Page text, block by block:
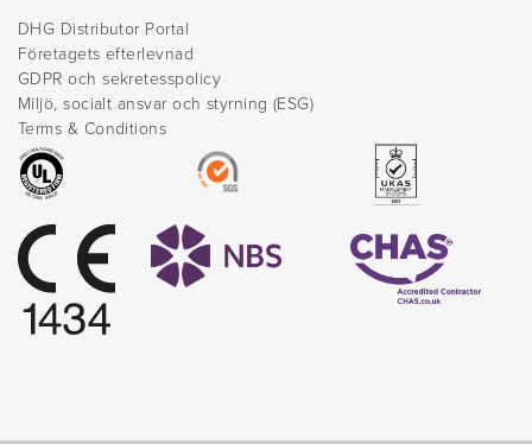
DHG Distributor Portal
Företagets efterlevnad
GDPR och sekretesspolicy
Miljö, socialt ansvar och styrning (ESG)
Terms & Conditions